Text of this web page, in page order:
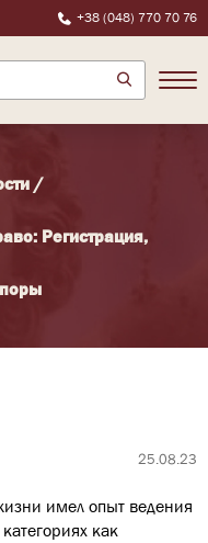
+38 (048) 770 70 76
/
Регистрация,
25.08.23
имел опыт ведения
как